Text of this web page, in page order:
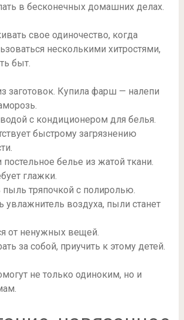
в бесконечных домашних делах.
свое одиночество, когда
несколькими хитростями,
быт.
заготовок. Купила фарш — налепи
с кондиционером для белья.
быстрому загрязнению
постельное белье из жатой ткани.
глажки.
пыль тряпочкой с полиролью.
увлажнитель воздуха, пыли станет
от ненужных вещей.
за собой, приучить к этому детей.
не только одиноким, но и